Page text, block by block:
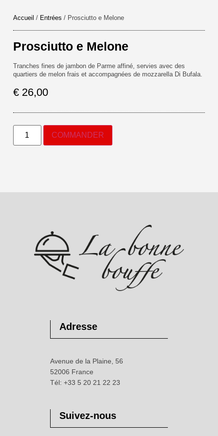
Accueil / Entrées / Prosciutto e Melone
Prosciutto e Melone
Tranches fines de jambon de Parme affiné, servies avec des
quartiers de melon frais et accompagnées de mozzarella Di Bufala.
€26,00
COMMANDER
Adresse
Avenue de la Plaine, 56
52006 France
Tél: +33 5 20 21 22 23
Suivez-nous